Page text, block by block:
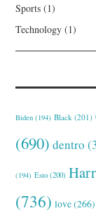
Sports (1)
Technology (1)
Biden (194) Black (201)
(690) dentro
(194) Esto (200)
(736) love(266)